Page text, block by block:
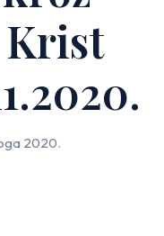
2020.